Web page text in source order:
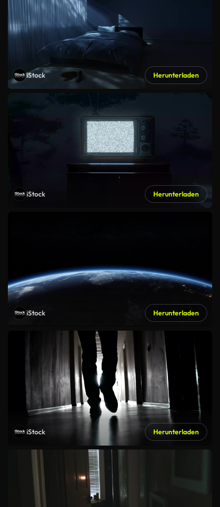
iStock Herunterladen
iStock Herunterladen
iStock Herunterladen
iStock Herunterladen